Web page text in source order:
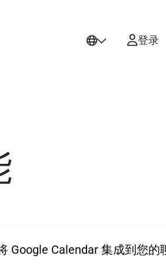
登录
Google Calendar 集成到您的